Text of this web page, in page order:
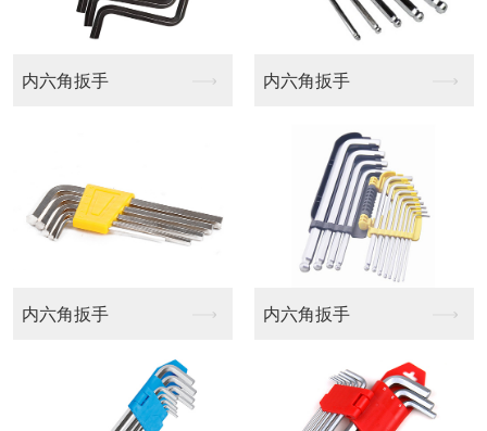
航模批头 梅花十字批头
平头十字批头 十字批头